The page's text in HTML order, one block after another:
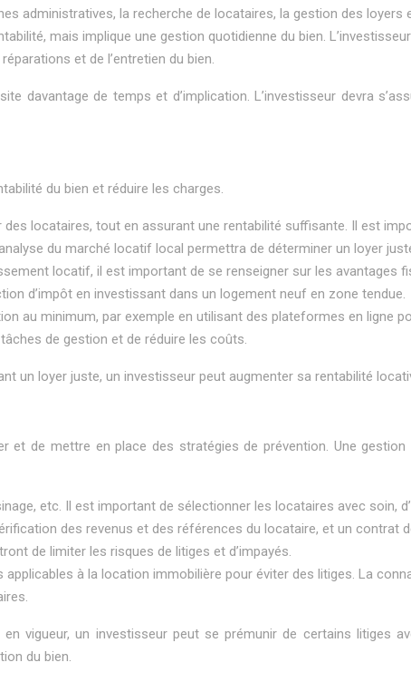
administratives, la recherche de locataires, la gestion des loyers
mais implique une gestion quotidienne du bien.
et de l’entretien du bien.
davantage de temps et d’implication. L’investisseur devra
du bien et réduire les charges.
locataires, tout en assurant une rentabilité suffisante. Il est
du marché locatif local permettra de déterminer un loyer
locatif, il est important de se renseigner sur les avantages
d’impôt en investissant dans un logement neuf en zone tendue.
au minimum, par exemple en utilisant des plateformes en ligne
de gestion et de réduire les coûts.
un loyer juste, un investisseur peut augmenter sa rentabilité
de mettre en place des stratégies de prévention. Une
etc. Il est important de sélectionner les locataires avec soin,
des revenus et des références du locataire, et un contrat
de limiter les risques de litiges et d’impayés.
à la location immobilière pour éviter des litiges. La
vigueur, un investisseur peut se prémunir de certains litiges
du bien.